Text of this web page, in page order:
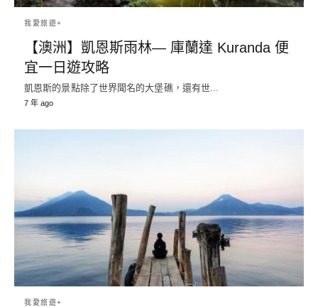
我愛旅遊+
【澳洲】凱恩斯雨林— 庫蘭達 Kuranda 便
宜一日遊攻略
凱恩斯的景點除了世界聞名的大堡礁，還有世...
7 年 ago
我愛旅遊+